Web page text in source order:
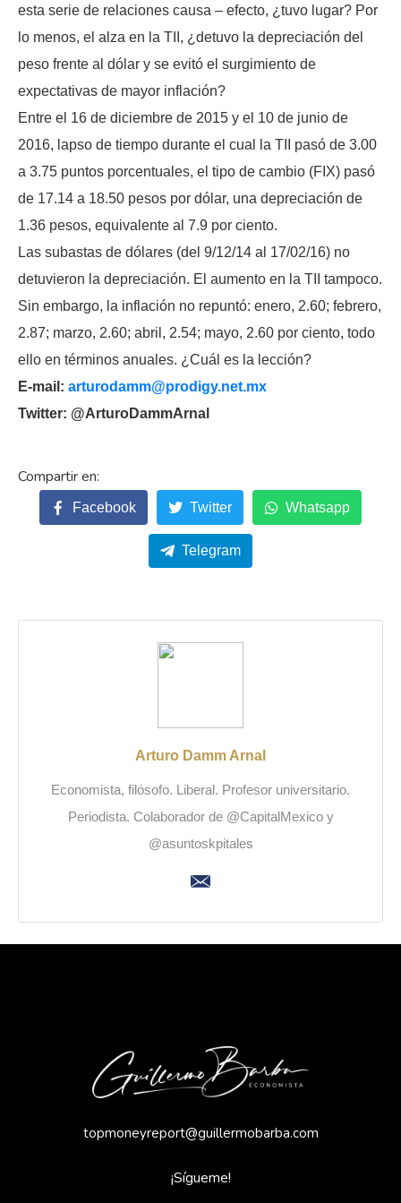
esta serie de relaciones causa – efecto, ¿tuvo lugar? Por
lo menos, el alza en la TII, ¿detuvo la depreciación del
peso frente al dólar y se evitó el surgimiento de
expectativas de mayor inflación?
Entre el 16 de diciembre de 2015 y el 10 de junio de
2016, lapso de tiempo durante el cual la TII pasó de 3.00
a 3.75 puntos porcentuales, el tipo de cambio (FIX) pasó
de 17.14 a 18.50 pesos por dólar, una depreciación de
1.36 pesos, equivalente al 7.9 por ciento.
Las subastas de dólares (del 9/12/14 al 17/02/16) no
detuvieron la depreciación. El aumento en la TII tampoco.
Sin embargo, la inflación no repuntó: enero, 2.60; febrero,
2.87; marzo, 2.60; abril, 2.54; mayo, 2.60 por ciento, todo
ello en términos anuales. ¿Cuál es la lección?
E-mail: arturodamm@prodigy.net.mx
Twitter: @ArturoDammArnal
Facebook Twitter Whatsapp
Telegram
Arturo Damm Arnal
Economista, filósofo. Liberal. Profesor universitario.
Periodista. Colaborador de @CapitalMexico y
@asuntoskpitales
topmoneyreport@guillermobarba.com
¡Sígueme!